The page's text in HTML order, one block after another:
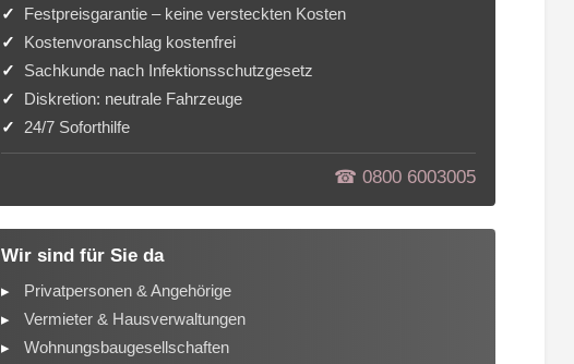
Festpreisgarantie – keine versteckten Kosten
Kostenvoranschlag kostenfrei
Sachkunde nach Infektionsschutzgesetz
Diskretion: neutrale Fahrzeuge
24/7 Soforthilfe
☎︎ 0800 6003005
Wir sind für Sie da
Privatpersonen & Angehörige
Vermieter & Hausverwaltungen
Wohnungsbaugesellschaften